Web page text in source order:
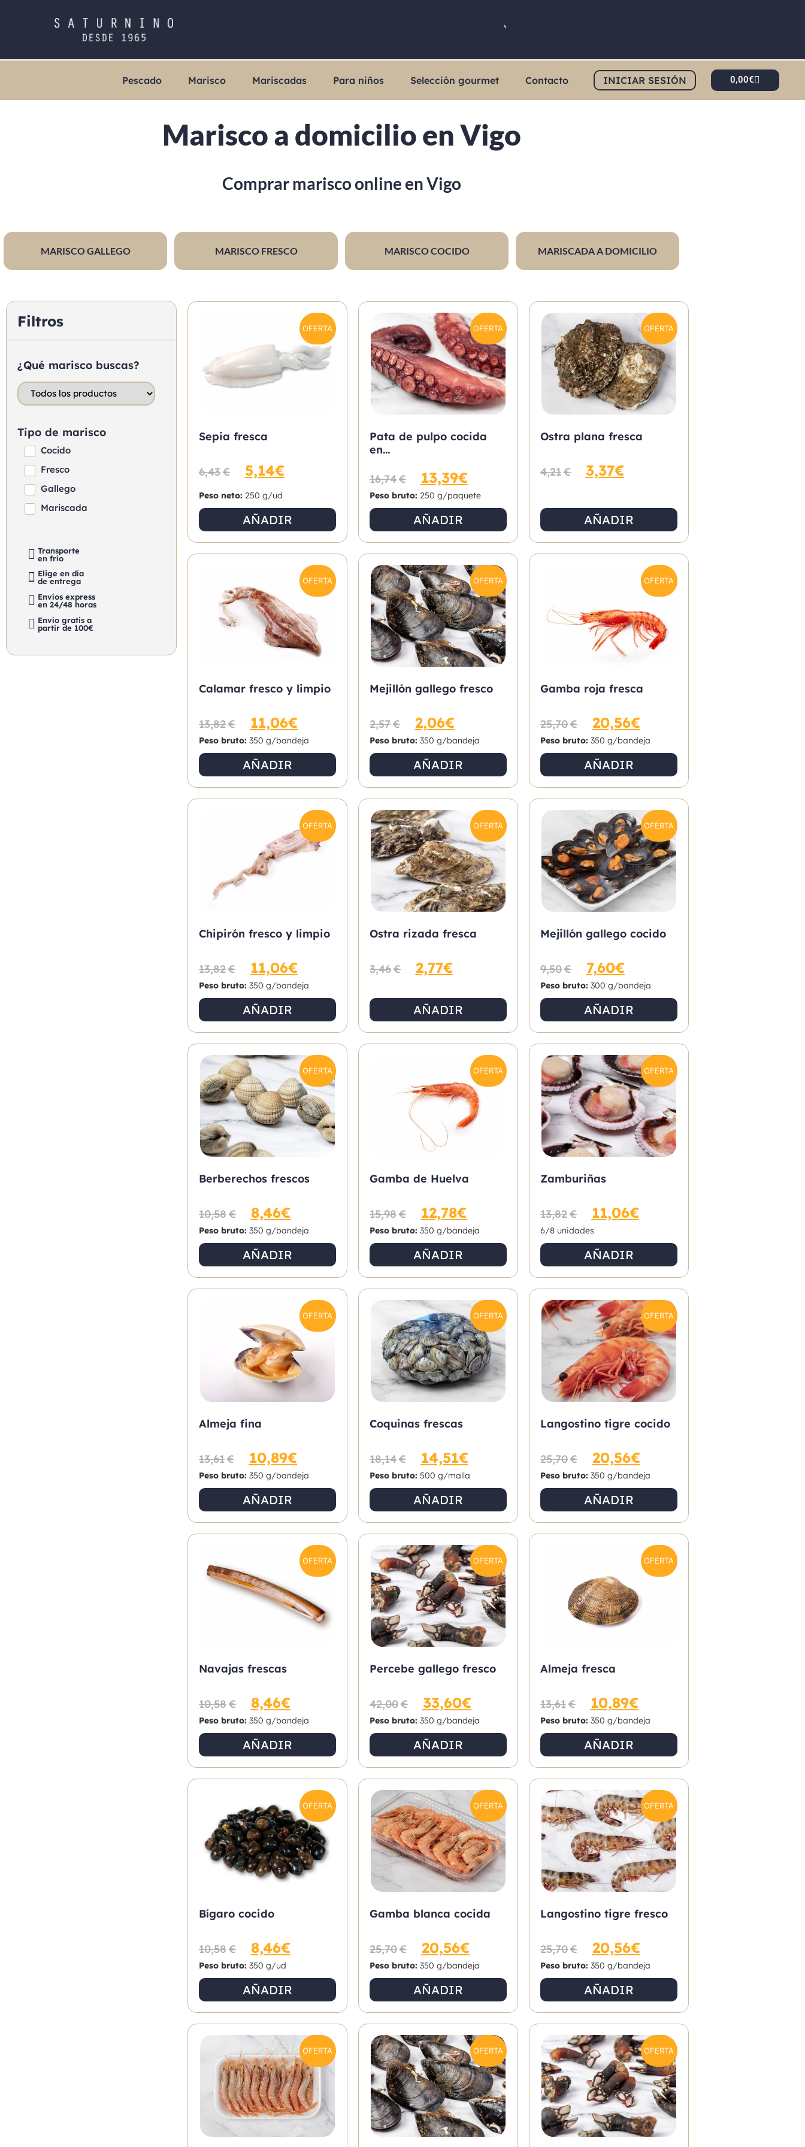
Pescado Marisco Mariscadas Para niños Selección gourmet Contacto INICIAR SESIÓN 0,00€
Marisco a domicilio en Vigo
Comprar marisco online en Vigo
MARISCO GALLEGO MARISCO FRESCO MARISCO COCIDO MARISCADA A DOMICILIO
Filtros
¿Qué marisco buscas?
Tipo de marisco
Cocido
Fresco
Gallego
Mariscada
Transporte
en frío
Elige en día
de entrega
Envíos express
en 24/48 horas
Envío gratis a
partir de 100€
OFERTA
Sepia fresca
6,43€ 5,14€
Peso neto: 250 g/ud
AÑADIR
OFERTA
Pata de pulpo cocida
en...
16,74€ 13,39€
Peso bruto: 250 g/paquete
AÑADIR
OFERTA
Ostra plana fresca
4,21€ 3,37€
AÑADIR
OFERTA
Calamar fresco y limpio
13,82€ 11,06€
Peso bruto: 350 g/bandeja
AÑADIR
OFERTA
Mejillón gallego fresco
2,57€ 2,06€
Peso bruto: 350 g/bandeja
AÑADIR
OFERTA
Gamba roja fresca
25,70€ 20,56€
Peso bruto: 350 g/bandeja
AÑADIR
OFERTA
Chipirón fresco y limpio
13,82€ 11,06€
Peso bruto: 350 g/bandeja
AÑADIR
OFERTA
Ostra rizada fresca
3,46€ 2,77€
AÑADIR
OFERTA
Mejillón gallego cocido
9,50€ 7,60€
Peso bruto: 300 g/bandeja
AÑADIR
OFERTA
Berberechos frescos
10,58€ 8,46€
Peso bruto: 350 g/bandeja
AÑADIR
OFERTA
Gamba de Huelva
15,98€ 12,78€
Peso bruto: 350 g/bandeja
AÑADIR
OFERTA
Zamburiñas
13,82€ 11,06€
6/8 unidades
AÑADIR
OFERTA
Almeja fina
13,61€ 10,89€
Peso bruto: 350 g/bandeja
AÑADIR
OFERTA
Coquinas frescas
18,14€ 14,51€
Peso bruto: 500 g/malla
AÑADIR
OFERTA
Langostino tigre cocido
25,70€ 20,56€
Peso bruto: 350 g/bandeja
AÑADIR
OFERTA
Navajas frescas
10,58€ 8,46€
Peso bruto: 350 g/bandeja
AÑADIR
OFERTA
Percebe gallego fresco
42,00€ 33,60€
Peso bruto: 350 g/bandeja
AÑADIR
OFERTA
Almeja fresca
13,61€ 10,89€
Peso bruto: 350 g/bandeja
AÑADIR
OFERTA
Bígaro cocido
10,58€ 8,46€
Peso bruto: 350 g/ud
AÑADIR
OFERTA
Gamba blanca cocida
25,70€ 20,56€
Peso bruto: 350 g/bandeja
AÑADIR
OFERTA
Langostino tigre fresco
25,70€ 20,56€
Peso bruto: 350 g/bandeja
AÑADIR
OFERTA OFERTA OFERTA